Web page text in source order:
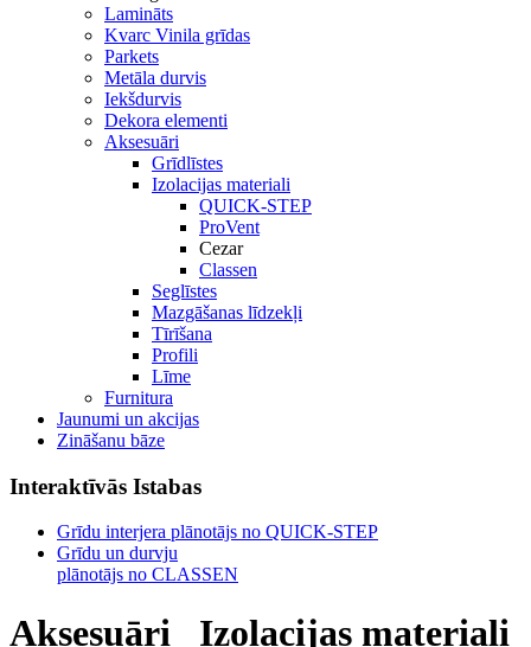
Lamināts
Kvarc Vinila grīdas
Parkets
Metāla durvis
Iekšdurvis
Dekora elementi
Aksesuāri
Grīdlīstes
Izolacijas materiali
QUICK-STEP
ProVent
Cezar
Classen
Seglīstes
Mazgāšanas līdzekļi
Tīrīšana
Profili
Līme
Furnitura
Jaunumi un akcijas
Zināšanu bāze
Interaktīvās Istabas
Grīdu interjera plānotājs no QUICK-STEP
Grīdu un durvju
plānotājs no CLASSEN
Aksesuāri Izolacijas materiali